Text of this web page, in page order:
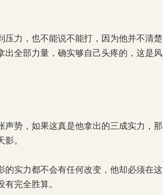
力，也不能说不能打，因为他并不清楚
出全部力量，确实够自己头疼的，这是风
势，如果这真是他拿出的三成实力，那
。
实力都不会有任何改变，他却必须在这
完全胜算。